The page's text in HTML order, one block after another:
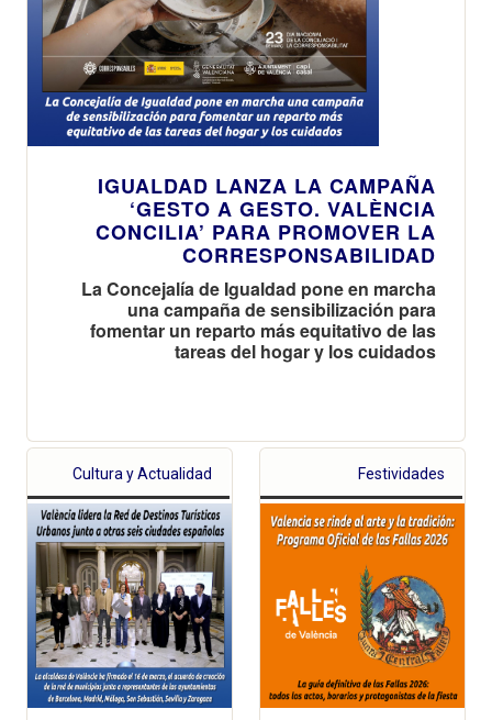
IGUALDAD LANZA LA CAMPAÑA
‘GESTO A GESTO. VALÈNCIA
CONCILIA’ PARA PROMOVER LA
CORRESPONSABILIDAD
La Concejalía de Igualdad pone en marcha
una campaña de sensibilización para
fomentar un reparto más equitativo de las
tareas del hogar y los cuidados
Cultura y Actualidad Festividades